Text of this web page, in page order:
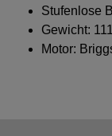
Stufenlose
Gewicht:
Motor: